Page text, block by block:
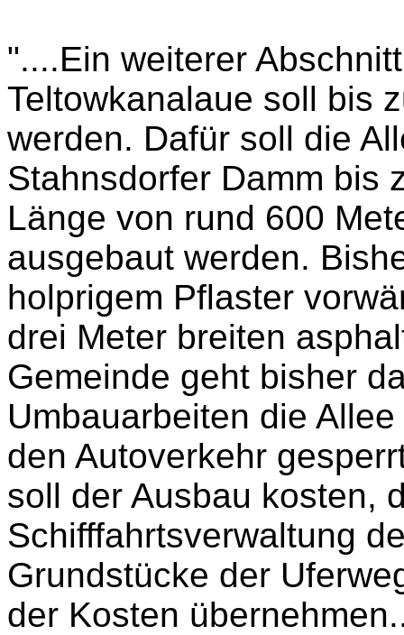
"....Ein weiterer
Teltowkanalaue soll bis
werden. Dafür soll die
Stahnsdorfer Damm bis
Länge von rund 600
ausgebaut werden.
holprigem Pflaster
drei Meter breiten
Gemeinde geht bisher
Umbauarbeiten die
den Autoverkehr
soll der Ausbau kosten,
Schifffahrtsverwaltung
Grundstücke der
der Kosten